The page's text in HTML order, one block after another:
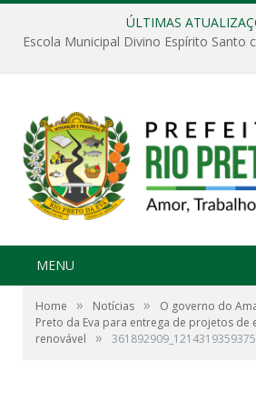
ÚLTIMAS
MENU
Home » Notícias »
O governo do
Preto da Eva para entrega de projetos de
renovável
»